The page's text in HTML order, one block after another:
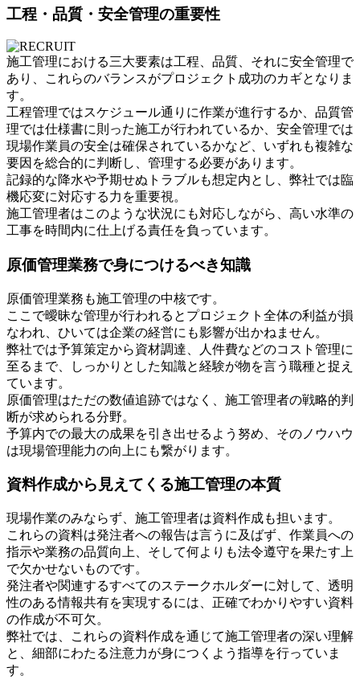
工程・品質・安全管理の重要性
施工管理における三大要素は工程、品質、それに安全管理で
あり、これらのバランスがプロジェクト成功のカギとなりま
す。
工程管理ではスケジュール通りに作業が進行するか、品質管
理では仕様書に則った施工が行われているか、安全管理では
現場作業員の安全は確保されているかなど、いずれも複雑な
要因を総合的に判断し、管理する必要があります。
記録的な降水や予期せぬトラブルも想定内とし、弊社では臨
機応変に対応する力を重要視。
施工管理者はこのような状況にも対応しながら、高い水準の
工事を時間内に仕上げる責任を負っています。
原価管理業務で身につけるべき知識
原価管理業務も施工管理の中核です。
ここで曖昧な管理が行われるとプロジェクト全体の利益が損
なわれ、ひいては企業の経営にも影響が出かねません。
弊社では予算策定から資材調達、人件費などのコスト管理に
至るまで、しっかりとした知識と経験が物を言う職種と捉え
ています。
原価管理はただの数値追跡ではなく、施工管理者の戦略的判
断が求められる分野。
予算内での最大の成果を引き出せるよう努め、そのノウハウ
は現場管理能力の向上にも繋がります。
資料作成から見えてくる施工管理の本質
現場作業のみならず、施工管理者は資料作成も担います。
これらの資料は発注者への報告は言うに及ばず、作業員への
指示や業務の品質向上、そして何よりも法令遵守を果たす上
で欠かせないものです。
発注者や関連するすべてのステークホルダーに対して、透明
性のある情報共有を実現するには、正確でわかりやすい資料
の作成が不可欠。
弊社では、これらの資料作成を通じて施工管理者の深い理解
と、細部にわたる注意力が身につくよう指導を行っていま
す。